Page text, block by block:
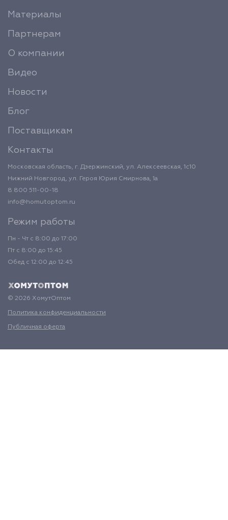
Материалы
Партнерам
О компании
Видео
Новости
Блог
Поставщикам
Контакты
Московская область, г. Дзержинский, ул. Алексеевская, 1с10
Нижний Новгород, ул. Героя Юрия Смирнова, 1а
8 800 511-00-18
info@homutoptom.ru
Режим работы
Пн - Чт с 8:00 до 17:00
Пт с 8:00 до 15:45
Обед с 12:00 до 12:45
© 2026 ХомутОптом
Политика конфиденциальности
Публичная оферта